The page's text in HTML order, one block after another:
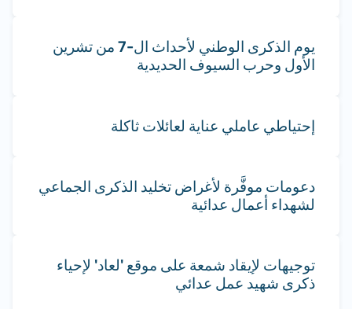
يوم الذكرى الوطني لأحداث ال-7 من تشرين
الأول وحرب السيوف الحديدية
إحتياطي عاملي عناية لعائلات ثاكلة
دعومات موفَّرة لأغراض تخليد الذكرى الجماعي
لشهداء أعمال عدائية
توجيهات لإيقاد شمعة على موقع 'لعاد' لإحياء
ذكرى شهيد عمل عدائي